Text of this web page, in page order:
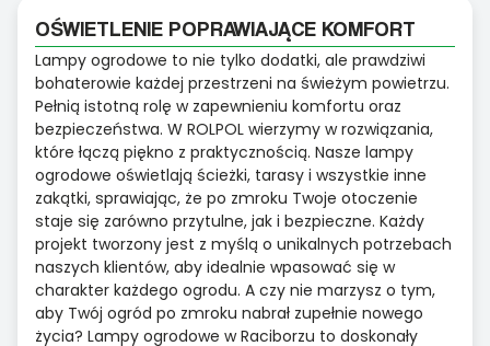
OŚWIETLENIE POPRAWIAJĄCE KOMFORT
Lampy ogrodowe to nie tylko dodatki, ale prawdziwi
bohaterowie każdej przestrzeni na świeżym powietrzu.
Pełnią istotną rolę w zapewnieniu komfortu oraz
bezpieczeństwa. W ROLPOL wierzymy w rozwiązania,
które łączą piękno z praktycznością. Nasze lampy
ogrodowe oświetlają ścieżki, tarasy i wszystkie inne
zakątki, sprawiając, że po zmroku Twoje otoczenie
staje się zarówno przytulne, jak i bezpieczne. Każdy
projekt tworzony jest z myślą o unikalnych potrzebach
naszych klientów, aby idealnie wpasować się w
charakter każdego ogrodu. A czy nie marzysz o tym,
aby Twój ogród po zmroku nabrał zupełnie nowego
życia? Lampy ogrodowe w Raciborzu to doskonały